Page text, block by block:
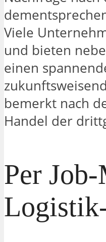
Viele
und bieten
einen
bemerkt nach
Handel der
Per